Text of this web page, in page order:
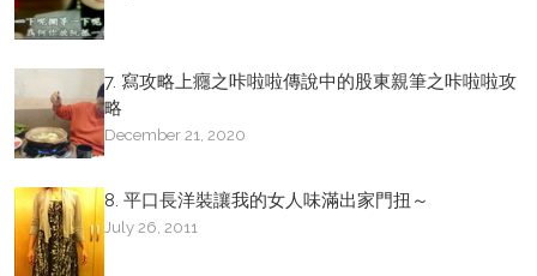
7. 寫攻略上癮之咔啦啦傳說中的股東親筆之咔啦啦攻
略
December 21, 2020
8. 平口長洋裝讓我的女人味滿出家門扭～
July 26, 2011